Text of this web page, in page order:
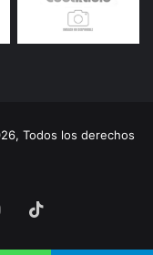
Todos los derechos